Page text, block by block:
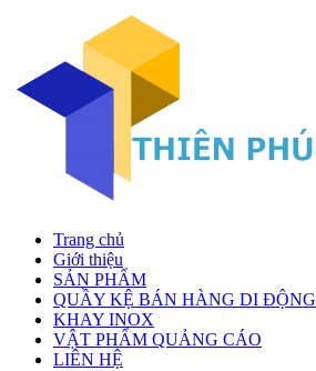
Trang chủ
Giới thiệu
SẢN PHẨM
QUẦY KỆ BÁN HÀNG DI ĐỘNG
KHAY INOX
VẬT PHẨM QUẢNG CÁO
LIÊN HỆ